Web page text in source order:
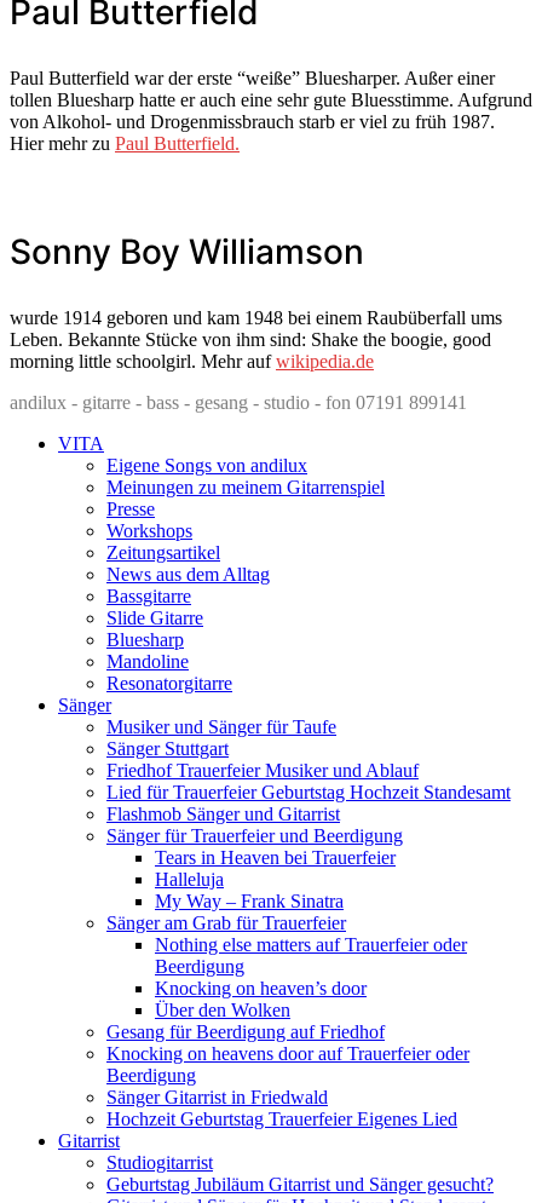
Paul Butterfield
Paul Butterfield war der erste “weiße” Bluesharper. Außer einer
tollen Bluesharp hatte er auch eine sehr gute Bluesstimme. Aufgrund
von Alkohol- und Drogenmissbrauch starb er viel zu früh 1987.
Hier mehr zu Paul Butterfield.
Sonny Boy Williamson
wurde 1914 geboren und kam 1948 bei einem Raubüberfall ums
Leben. Bekannte Stücke von ihm sind: Shake the boogie, good
morning little schoolgirl. Mehr aufwikipedia.de
andilux - gitarre - bass - gesang - studio - fon 07191 899141
VITA
Eigene Songs von andilux
Meinungen zu meinem Gitarrenspiel
Presse
Workshops
Zeitungsartikel
News aus dem Alltag
Bassgitarre
Slide Gitarre
Bluesharp
Mandoline
Resonatorgitarre
Sänger
Musiker und Sänger für Taufe
Sänger Stuttgart
Friedhof Trauerfeier Musiker und Ablauf
Lied für Trauerfeier Geburtstag Hochzeit Standesamt
Flashmob Sänger und Gitarrist
Sänger für Trauerfeier und Beerdigung
Tears in Heaven bei Trauerfeier
Halleluja
My Way – Frank Sinatra
Sänger am Grab für Trauerfeier
Nothing else matters auf Trauerfeier oder
Beerdigung
Knocking on heaven’s door
Über den Wolken
Gesang für Beerdigung auf Friedhof
Knocking on heavens door auf Trauerfeier oder
Beerdigung
Sänger Gitarrist in Friedwald
Hochzeit Geburtstag Trauerfeier Eigenes Lied
Gitarrist
Studiogitarrist
Geburtstag Jubiläum Gitarrist und Sänger gesucht?